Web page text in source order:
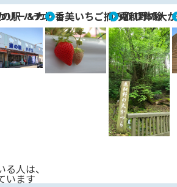
xt
リー＆カフェ
駅 ハチ北香美いちご摘み取り体験
兎和野の大
人は、
います